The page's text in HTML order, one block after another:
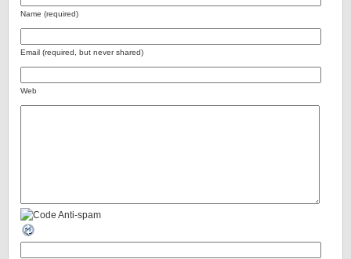
Name (required)
Email (required, but never shared)
Web